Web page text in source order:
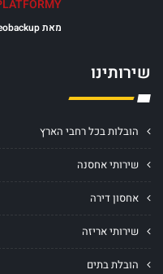
מאת seobackup
שירותינו
הובלות בכל רחבי הארץ
שירותי אחסנה
אחסון דירה
שירותי אריזה
הובלת בתים